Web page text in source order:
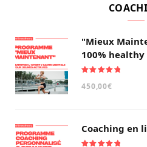
"Mieux
100%
sur 5
450,00€
Coaching en